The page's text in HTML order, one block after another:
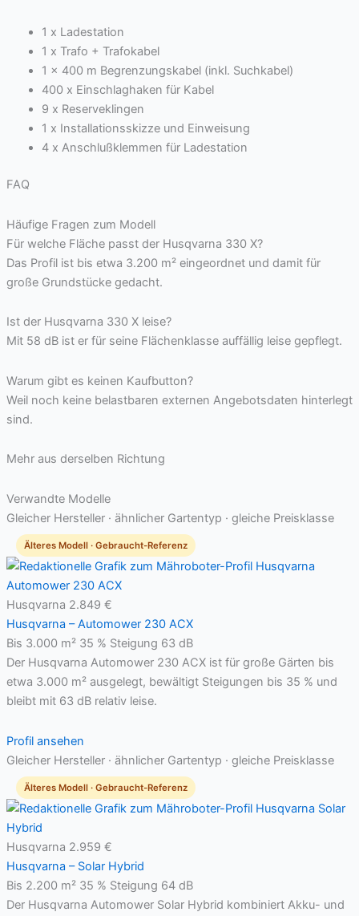
1 x Ladestation
1 x Trafo + Trafokabel
1 x 400 m Begrenzungskabel (inkl. Suchkabel)
400 x Einschlaghaken für Kabel
9 x Reserveklingen
1 x Installationsskizze und Einweisung
4 x Anschlußklemmen für Ladestation
FAQ
Häufige Fragen zum Modell
Für welche Fläche passt der Husqvarna 330 X?
Das Profil ist bis etwa 3.200 m² eingeordnet und damit für
große Grundstücke gedacht.
Ist der Husqvarna 330 X leise?
Mit 58 dB ist er für seine Flächenklasse auffällig leise gepflegt.
Warum gibt es keinen Kaufbutton?
Weil noch keine belastbaren externen Angebotsdaten hinterlegt
sind.
Mehr aus derselben Richtung
Verwandte Modelle
Gleicher Hersteller · ähnlicher Gartentyp · gleiche Preisklasse
Älteres Modell · Gebraucht-Referenz
Husqvarna 2.849 €
Husqvarna – Automower 230 ACX
Bis 3.000 m² 35 % Steigung 63 dB
Der Husqvarna Automower 230 ACX ist für große Gärten bis
etwa 3.000 m² ausgelegt, bewältigt Steigungen bis 35 % und
bleibt mit 63 dB relativ leise.
Profil ansehen
Gleicher Hersteller · ähnlicher Gartentyp · gleiche Preisklasse
Älteres Modell · Gebraucht-Referenz
Husqvarna 2.959 €
Husqvarna – Solar Hybrid
Bis 2.200 m² 35 % Steigung 64 dB
Der Husqvarna Automower Solar Hybrid kombiniert Akku- und